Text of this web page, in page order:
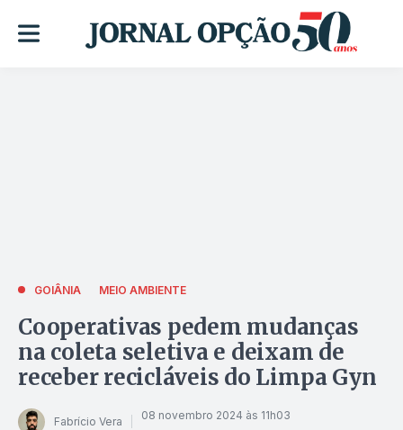
GOIÂNIA MEIO AMBIENTE
Cooperativas pedem mudanças
na coleta seletiva e deixam de
receber recicláveis do Limpa Gyn
Fabrício Vera 08 novembro 2024 às 11h03